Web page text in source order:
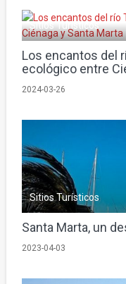
Sitios Turísticos
Los encantos del
ecológico entre
2024-03-26
Sitios Turísticos
Santa Marta, un
2023-04-03